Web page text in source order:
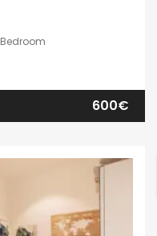
Bedroom
600€